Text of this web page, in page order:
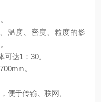
温度、密度、粒度的影
达1：30。
。
便于传输、联网。